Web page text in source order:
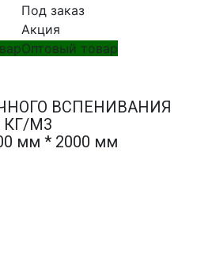
Под заказ
Акция
Оптовый товар
ВСПЕНИВАНИЯ
КГ/М3
мм * 2000 мм